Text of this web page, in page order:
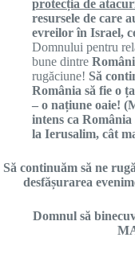
protecția de
resursele de care
evreilor în Israel,
Domnului pentru
bune dintre
rugăciune! Să
România să fie o ț
– o națiune oaie!
intens ca România
la Ierusalim, cât
Să continuăm să ne
desfășurarea
Domnul să